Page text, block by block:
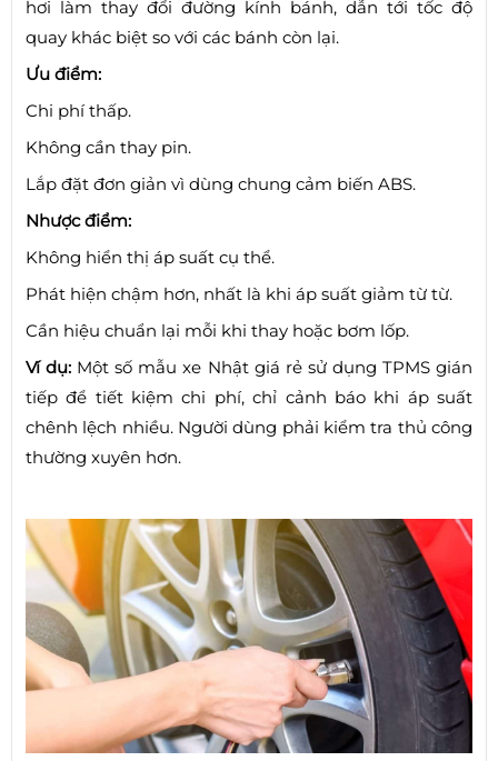
hơi làm thay đổi đường kính bánh, dẫn tới tốc độ
quay khác biệt so với các bánh còn lại.
Ưu điểm:
Chi phí thấp.
Không cần thay pin.
Lắp đặt đơn giản vì dùng chung cảm biến ABS.
Nhược điểm:
Không hiển thị áp suất cụ thể.
Phát hiện chậm hơn, nhất là khi áp suất giảm từ từ.
Cần hiệu chuẩn lại mỗi khi thay hoặc bơm lốp.
Ví dụ: Một số mẫu xe Nhật giá rẻ sử dụng TPMS gián
tiếp để tiết kiệm chi phí, chỉ cảnh báo khi áp suất
chênh lệch nhiều. Người dùng phải kiểm tra thủ công
thường xuyên hơn.